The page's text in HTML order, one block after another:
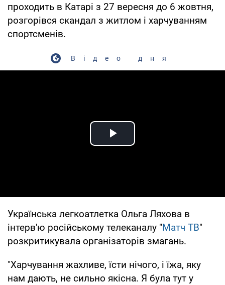
проходить в Катарі з 27 вересня до 6 жовтня,
розгорівся скандал з житлом і харчуванням
спортсменів.
Відео дня
Play Video
Українська легкоатлетка Ольга Ляхова в
інтерв'ю російському телеканалу "Матч ТВ"
розкритикувала організаторів змагань.
"Харчування жахливе, їсти нічого, і їжа, яку
нам дають, не сильно якісна. Я була тут у